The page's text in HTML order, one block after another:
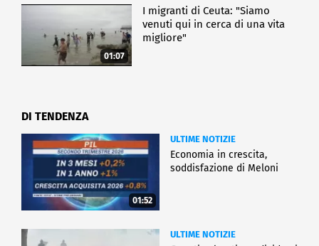
01:07
I migranti di Ceuta: "Siamo
venuti qui in cerca di una vita
migliore"
DI TENDENZA
01:52
ULTIME NOTIZIE
Economia in crescita,
soddisfazione di Meloni
ULTIME NOTIZIE